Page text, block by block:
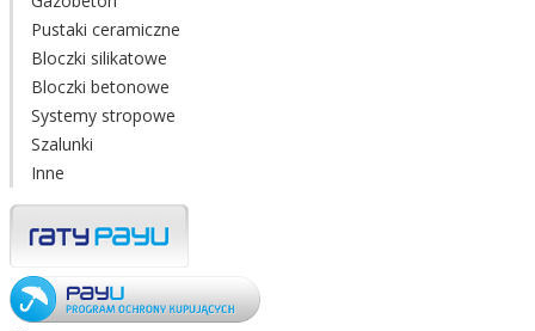
Pustaki ceramiczne
Bloczki silikatowe
Bloczki betonowe
Systemy stropowe
Szalunki
Inne